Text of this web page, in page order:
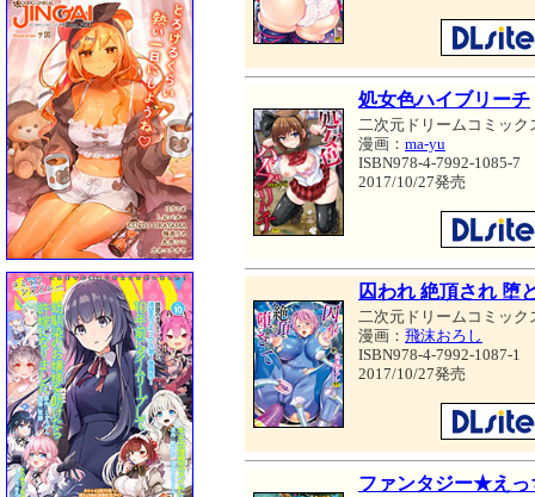
処女色ハイブリーチ
二次元ドリームコミック
漫画： ma-yu
ISBN978-4-7992-1085-7
2017/10/27発売
囚われ 絶頂され 堕
二次元ドリームコミック
漫画： 飛沫おろし
ISBN978-4-7992-1087-1
2017/10/27発売
ファンタジー★えっ